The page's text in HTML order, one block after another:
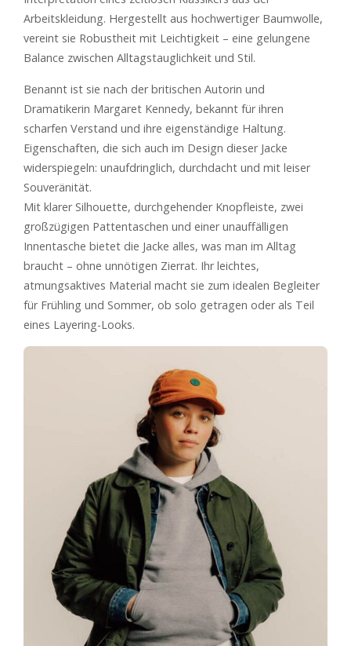
Arbeitskleidung. Hergestellt aus hochwertiger Baumwolle,
vereint sie Robustheit mit Leichtigkeit – eine gelungene
Balance zwischen Alltagstauglichkeit und Stil.
Benannt ist sie nach der britischen Autorin und
Dramatikerin Margaret Kennedy, bekannt für ihren
scharfen Verstand und ihre eigenständige Haltung.
Eigenschaften, die sich auch im Design dieser Jacke
widerspiegeln: unaufdringlich, durchdacht und mit leiser
Souveränität.
Mit klarer Silhouette, durchgehender Knopfleiste, zwei
großzügigen Pattentaschen und einer unauffälligen
Innentasche bietet die Jacke alles, was man im Alltag
braucht – ohne unnötigen Zierrat. Ihr leichtes,
atmungsaktives Material macht sie zum idealen Begleiter
für Frühling und Sommer, ob solo getragen oder als Teil
eines Layering-Looks.